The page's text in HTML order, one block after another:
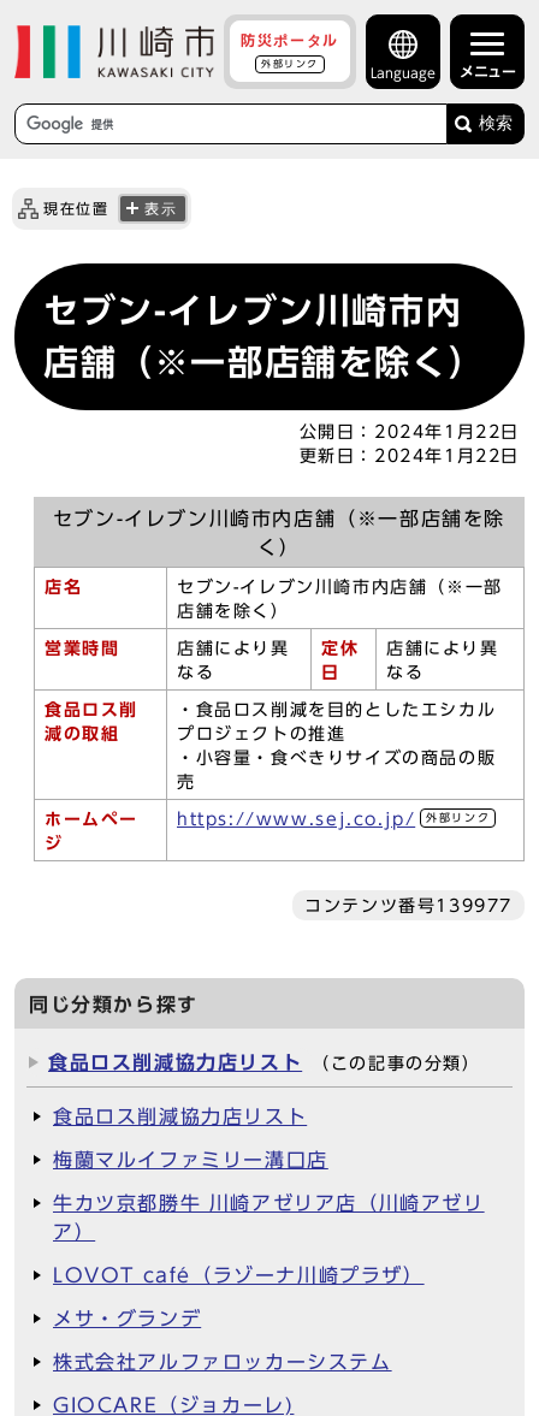
防災ポータル
外部リンク
Language メニュー
検索
現在位置 表示
セブン-イレブン川崎市内
店舗（※一部店舗を除く）
公開日： 2024年1月22日
更新日： 2024年1月22日
セブン-イレブン川崎市内店舗（※一部店舗を除
く）
店名
セブン-イレブン川崎市内店舗（※一部
店舗を除く）
営業時間
店舗により異
なる
定休
日
店舗により異
なる
食品ロス削
減の取組
・食品ロス削減を目的としたエシカル
プロジェクトの推進
・小容量・食べきりサイズの商品の販
売
ホームペー
ジ
https://www.sej.co.jp/ 外部リンク
コンテンツ番号139977
同じ分類から探す
食品ロス削減協力店リスト （この記事の分類）
食品ロス削減協力店リスト
梅蘭マルイファミリー溝口店
牛カツ京都勝牛 川崎アゼリア店（川崎アゼリ
ア）
LOVOT café（ラゾーナ川崎プラザ）
メサ・グランデ
株式会社アルファロッカーシステム
GIOCARE（ジョカーレ)